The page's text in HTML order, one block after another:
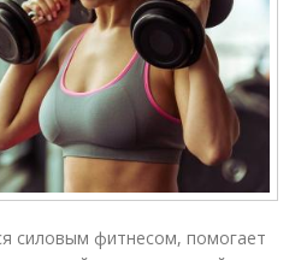
силовым фитнесом, помогает